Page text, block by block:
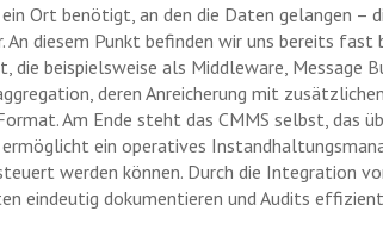
Ort benötigt, an den die Daten gelangen –
An diesem Punkt befinden wir uns bereits
die beispielsweise als Middleware, Message
deren Anreicherung mit
Am Ende steht das CMMS selbst, das
ein operatives
werden können. Durch die Integration
eindeutig dokumentieren und Audits